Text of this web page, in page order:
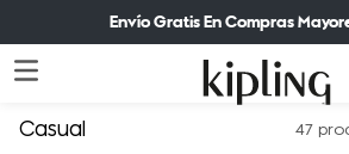
Envío Gratis En Compras
Casual 47